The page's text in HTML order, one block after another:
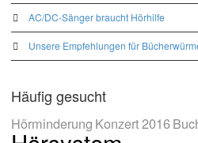
AC/DC-Sänger braucht Hörhilfe
Unsere Empfehlungen für
Häufig gesucht
Hörminderung Konzert2016